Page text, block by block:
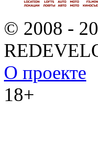
© 2008 -
О проекте
18+